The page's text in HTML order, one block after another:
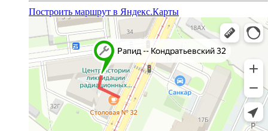
Построить маршрут в Яндекс.Карты